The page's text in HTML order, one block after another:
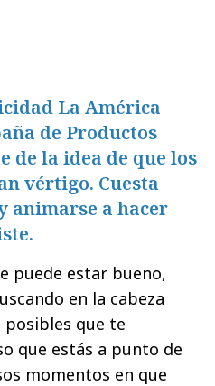
La América
de Productos
de la idea de que los
vértigo. Cuesta
animarse a hacer
puede estar bueno,
en la cabeza
que te
que estás a punto de
momentos en que